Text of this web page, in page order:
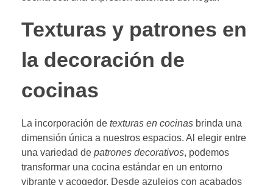
Texturas y patrones en
la decoración de
cocinas
La incorporación de texturas en cocinas brinda una
dimensión única a nuestros espacios. Al elegir entre
una variedad de patrones decorativos, podemos
transformar una cocina estándar en un entorno
vibrante y acogedor. Desde azulejos con acabados